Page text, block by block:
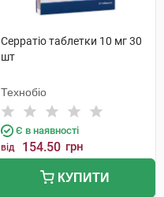
Серратіо таблетки 10 мг 30
шт
Технобіо
Є в наявності
від 154.50 грн
КУПИТИ